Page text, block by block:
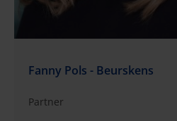
Fanny Pols - Beurskens
Partner